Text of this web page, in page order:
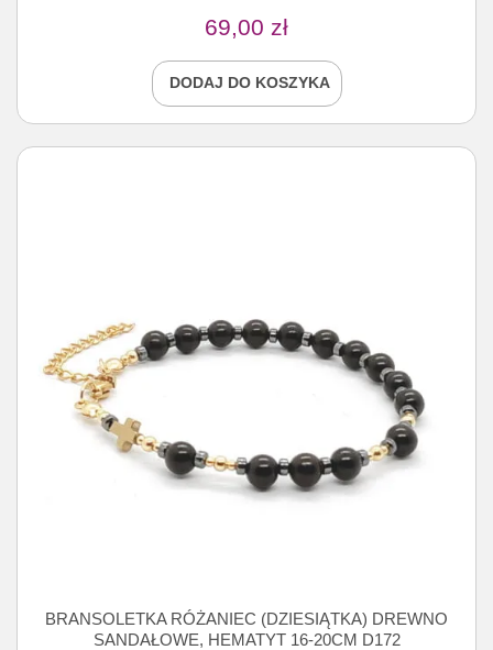
69,00 zł
DODAJ DO KOSZYKA
BRANSOLETKA RÓŻANIEC (DZIESIĄTKA) DREWNO
SANDAŁOWE, HEMATYT 16-20CM D172